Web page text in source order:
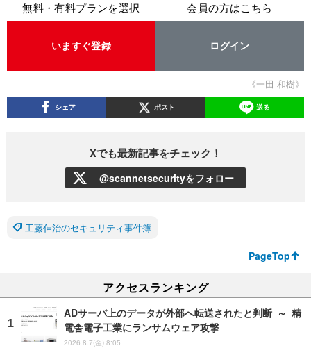
無料・有料プランを選択
いますぐ登録
会員の方はこちら
ログイン
《一田 和樹》
シェア ポスト 送る
Xでも最新記事をチェック！
@scannetsecurityをフォロー
工藤伸治のセキュリティ事件簿
PageTop
アクセスランキング
ADサーバ上のデータが外部へ転送されたと判断 ～ 精
電舎電子工業にランサムウェア攻撃
2026.8.7(金) 8:05